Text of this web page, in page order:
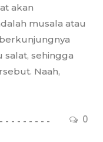
0
akan
musala atau
sehingga
Naah,